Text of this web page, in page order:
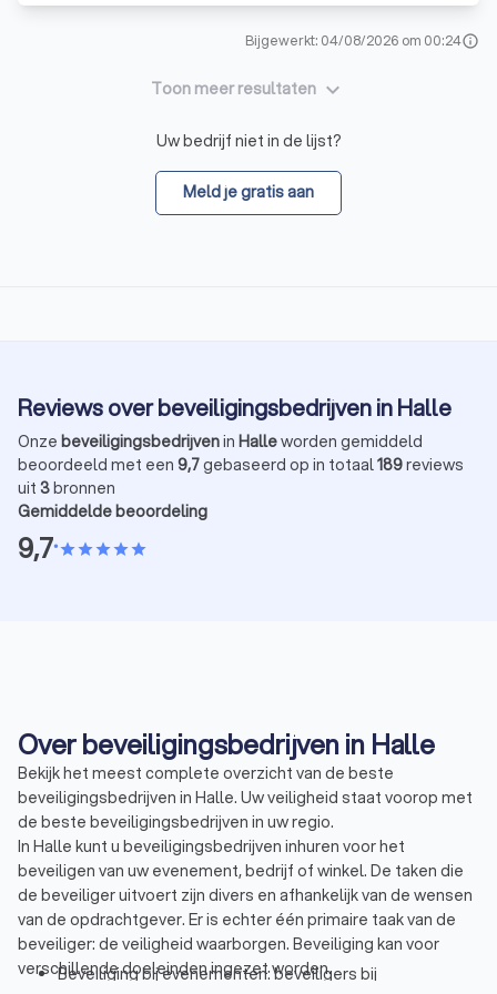
Bijgewerkt: 04/08/2026 om 00:24info
Toon meer resultaten keyboard_arrow_down
Uw bedrijf niet in de lijst?
Meld je gratis aan
Reviews over beveiligingsbedrijven in Halle
Onze beveiligingsbedrijvenin Halleworden gemiddeld
beoordeeld met een 9,7gebaseerd op in totaal189reviews
uit 3bronnen
Gemiddelde beoordeling
9,7•starstarstarstarstar
Over beveiligingsbedrijven in Halle
Bekijk het meest complete overzicht van de beste
beveiligingsbedrijven in Halle. Uw veiligheid staat voorop met
de beste beveiligingsbedrijven in uw regio.
In Halle kunt u beveiligingsbedrijven inhuren voor het
beveiligen van uw evenement, bedrijf of winkel. De taken die
de beveiliger uitvoert zijn divers en afhankelijk van de wensen
van de opdrachtgever. Er is echter één primaire taak van de
beveiliger: de veiligheid waarborgen. Beveiliging kan voor
verschillende doeleinden ingezet worden.
Beveiliging bij evenementen: beveiligers bij